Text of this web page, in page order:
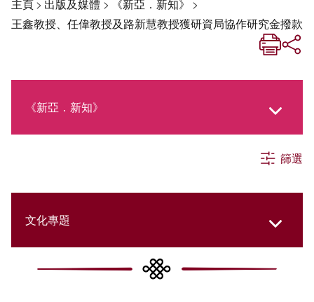
主頁> 出版及媒體 > 《新亞．新知》 >
王鑫教授、任偉教授及路新慧教授獲研資局協作研究金撥款
《新亞．新知》
社交媒體專欄
《新亞簡訊》
篩選
文化專題
College Updates